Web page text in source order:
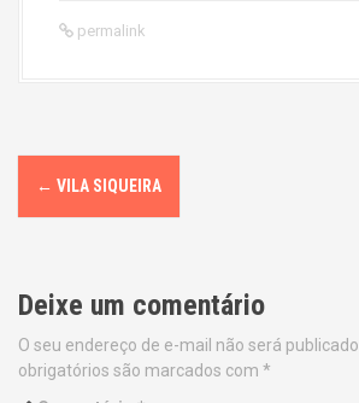
permalink
P
o
t
n
← VILA SIQUEIRA
Deixe um comentário
O seu endereço de e-mail não será publicado.
obrigatórios são marcados com *